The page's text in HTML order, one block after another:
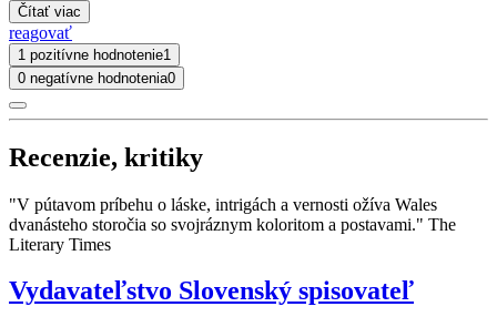
Čítať viac
reagovať
1 pozitívne hodnotenie1
0 negatívne hodnotenia0
Recenzie, kritiky
"V pútavom príbehu o láske, intrigách a vernosti ožíva Wales
dvanásteho storočia so svojráznym koloritom a postavami." The
Literary Times
Vydavateľstvo Slovenský spisovateľ